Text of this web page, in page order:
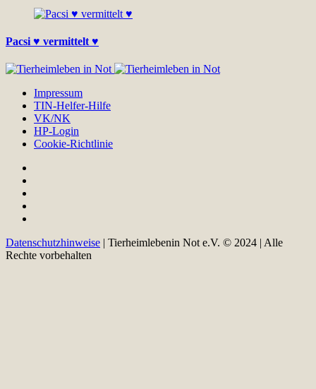
Pacsi ♥ vermittelt ♥
Impressum
TIN-Helfer-Hilfe
VK/NK
HP-Login
Cookie-Richtlinie
Datenschutzhinweise | Tierheimlebenin Not e.V. © 2024 | Alle
Rechte vorbehalten